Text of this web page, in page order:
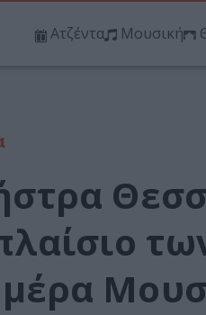
Ατζέντα Μουσική